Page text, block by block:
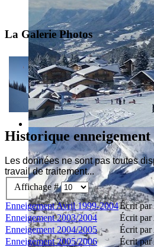
La Galerie Photos
Historique enneigement
Les données ne sont pas toutes
travail de traitement...
Affichage #
Enneigement Avril 1999-2004Écrit par
Enneigement 2003/2004
Écrit par
Enneigement 2004/2005
Écrit par
Enneigement 2005/2006
Écrit par